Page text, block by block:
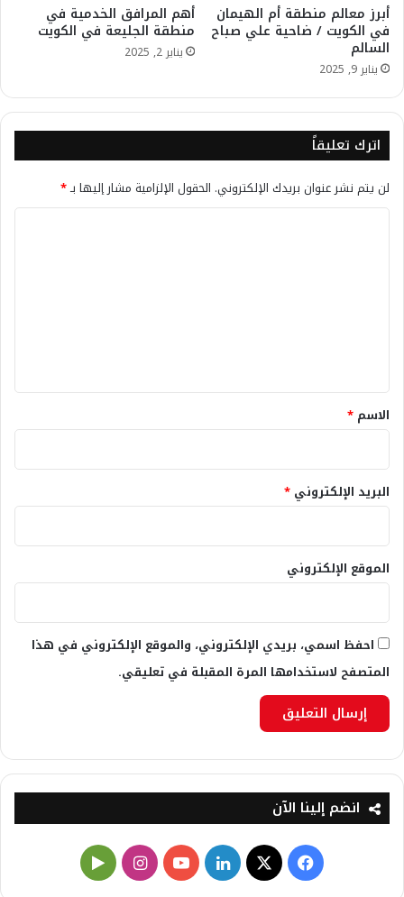
أبرز معالم منطقة أم الهيمان
في الكويت / ضاحية علي صباح
السالم
يناير 9, 2025
أهم المرافق الخدمية في
منطقة الجليعة في الكويت
يناير 2, 2025
اترك تعليقاً
لن يتم نشر عنوان بريدك الإلكتروني. الحقول الإلزامية مشار إليها بـ*
*
الاسم *
البريد الإلكتروني *
الموقع الإلكتروني
احفظ اسمي، بريدي الإلكتروني، والموقع الإلكتروني في هذا
المتصفح لاستخدامها المرة المقبلة في تعليقي.
انضم إلينا الآن
فيسبوك
X لينكدإنيوتيوبانستقرام‏Google